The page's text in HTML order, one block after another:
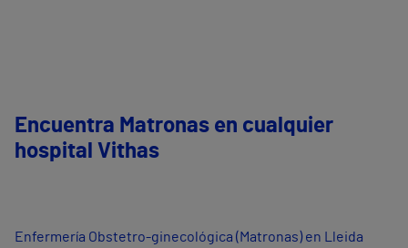
Encuentra Matronas en cualquier
hospital Vithas
Enfermería Obstetro-ginecológica (Matronas) en Lleida